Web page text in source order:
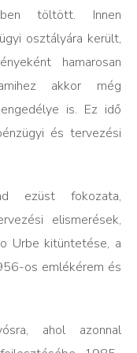
töltött. Innen
osztályára került,
hamarosan
akkor még
is. Ez idő
és tervezési
ezüst fokozata,
elismerések,
Urbe kitüntetése, a
os emlékérem és
ahol azonnal